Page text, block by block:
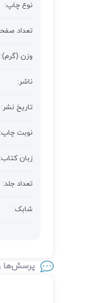
نوع چاپ:
تعداد
وزن (گرم):
ناشر:
تاریخ نشر:
نوبت چاپ:
زبان کتاب:
تعداد جلد:
شابک:
پرسش‌ها